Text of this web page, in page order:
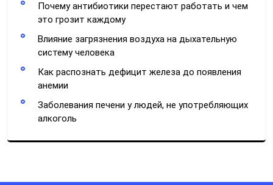
Почему антибиотики перестают работать и чем
это грозит каждому
Влияние загрязнения воздуха на дыхательную
систему человека
Как распознать дефицит железа до появления
анемии
Заболевания печени у людей, не употребляющих
алкоголь